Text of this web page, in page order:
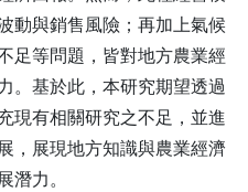
動與銷售風險；再加上氣候
足等問題，皆對地方農業經
。基於此，本研究期望透過
現有相關研究之不足，並進
，展現地方知識與農業經濟
力。